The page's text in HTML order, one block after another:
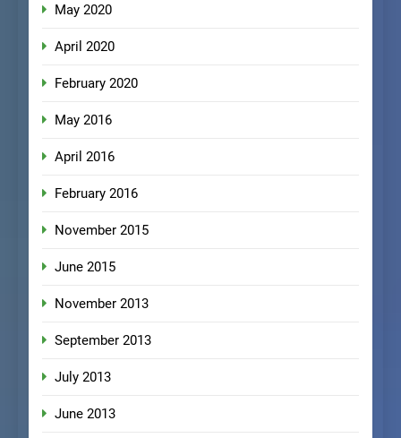
May 2020
April 2020
February 2020
May 2016
April 2016
February 2016
November 2015
June 2015
November 2013
September 2013
July 2013
June 2013